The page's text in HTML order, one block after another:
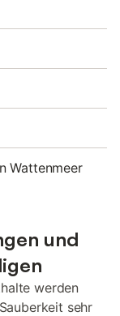
Wattenmeer
und
werden
sehr